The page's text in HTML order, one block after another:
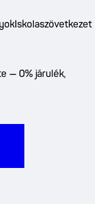
Iskolaszövetkezet
— 0% járulék,